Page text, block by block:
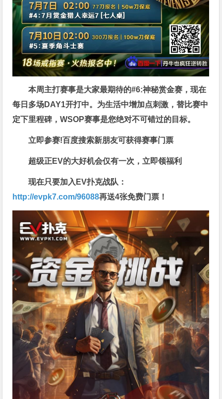
本周主打赛事是大家最期待的#6:神秘赏金赛，现在
每日多场DAY1开打中。为生活中增加点刺激，替比赛中
定下里程碑，WSOP赛事是您绝对不可错过的目标。
立即参赛!百度搜索新朋友可获得赛事门票
超级正EV的大好机会仅有一次，立即领福利
现在只要加入EV扑克战队：
http://evpk7.com/96088再送4张免费门票！